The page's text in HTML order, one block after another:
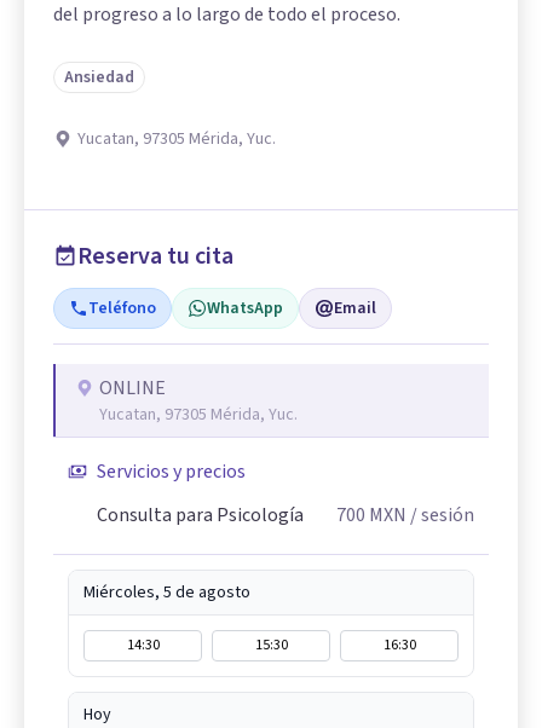
del progreso a lo largo de todo el proceso.
Ansiedad
Yucatan, 97305 Mérida, Yuc.
Reserva tu cita
Teléfono WhatsApp Email
ONLINE
Yucatan, 97305 Mérida, Yuc.
Servicios y precios
Consulta para Psicología
700 MXN / sesión
Miércoles, 5 de agosto
14:30 15:30 16:30
Hoy